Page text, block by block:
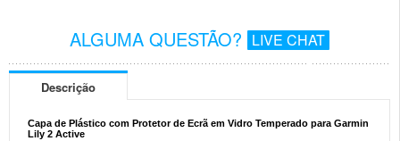
ALGUMA QUESTÃO? LIVE CHAT
Descrição
Capa de Plástico com Protetor de Ecrã em Vidro Temperado para Garmin
Lily 2 Active